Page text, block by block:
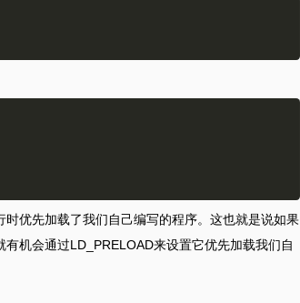
优先加载了我们自己编写的程序。这也就是说如果
机会通过LD_PRELOAD来设置它优先加载我们自